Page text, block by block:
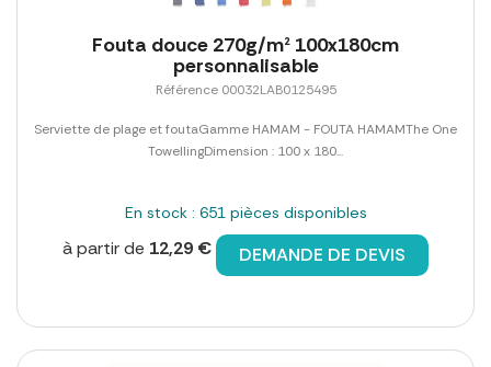
Fouta douce 270g/m² 100x180cm
personnalisable
Référence 00032LAB0125495
Serviette de plage et foutaGamme HAMAM - FOUTA HAMAMThe One
TowellingDimension : 100 x 180...
En stock : 651 pièces disponibles
à partir de 12,29 € DEMANDE DE DEVIS